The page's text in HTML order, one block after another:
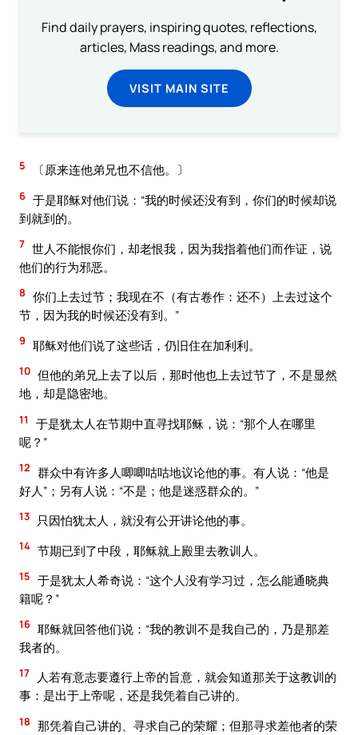
Find daily prayers, inspiring quotes, reflections,
articles, Mass readings, and more.
VISIT MAIN SITE
5 〔原来连他弟兄也不信他。〕
6 于是耶稣对他们说：“我的时候还没有到，你们的时候却说
到就到的。
7 世人不能恨你们，却老恨我，因为我指着他们而作证，说
他们的行为邪恶。
8 你们上去过节；我现在不（有古卷作：还不）上去过这个
节，因为我的时候还没有到。”
9 耶稣对他们说了这些话，仍旧住在加利利。
10 但他的弟兄上去了以后，那时他也上去过节了，不是显然
地，却是隐密地。
11
于是犹太人在节期中直寻找耶稣，说：“那个人在哪里
呢？”
12 群众中有许多人唧唧咕咕地议论他的事。有人说：“他是
好人”；另有人说：“不是；他是迷惑群众的。”
13 只因怕犹太人，就没有公开讲论他的事。
14 节期已到了中段，耶稣就上殿里去教训人。
15 于是犹太人希奇说：“这个人没有学习过，怎么能通晓典
籍呢？”
16 耶稣就回答他们说：“我的教训不是我自己的，乃是那差
我者的。
17
人若有意志要遵行上帝的旨意，就会知道那关于这教训的
事：是出于上帝呢，还是我凭着自己讲的。
18 那凭着自己讲的、寻求自己的荣耀；但那寻求差他者的荣